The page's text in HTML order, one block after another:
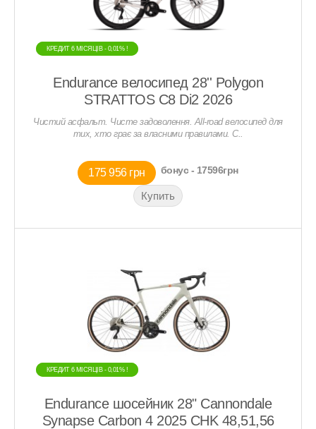
КРЕДИТ 6 МIСЯЦIВ - 0,01% !
КРЕДИТ 6 МIСЯЦIВ - 0,01% !
Endurance велосипед 28'' Polygon
STRATTOS C8 Di2 2026
Чистий асфальт. Чисте задоволення. All-road велосипед для
тих, хто грає за власними правилами. С..
175 956 грн бонус - 17596грн
КРЕДИТ 6 МIСЯЦIВ - 0,01% !
КРЕДИТ 6 МIСЯЦIВ - 0,01% !
Endurance шосейник 28" Cannondale
Synapse Carbon 4 2025 CHK 48,51,56